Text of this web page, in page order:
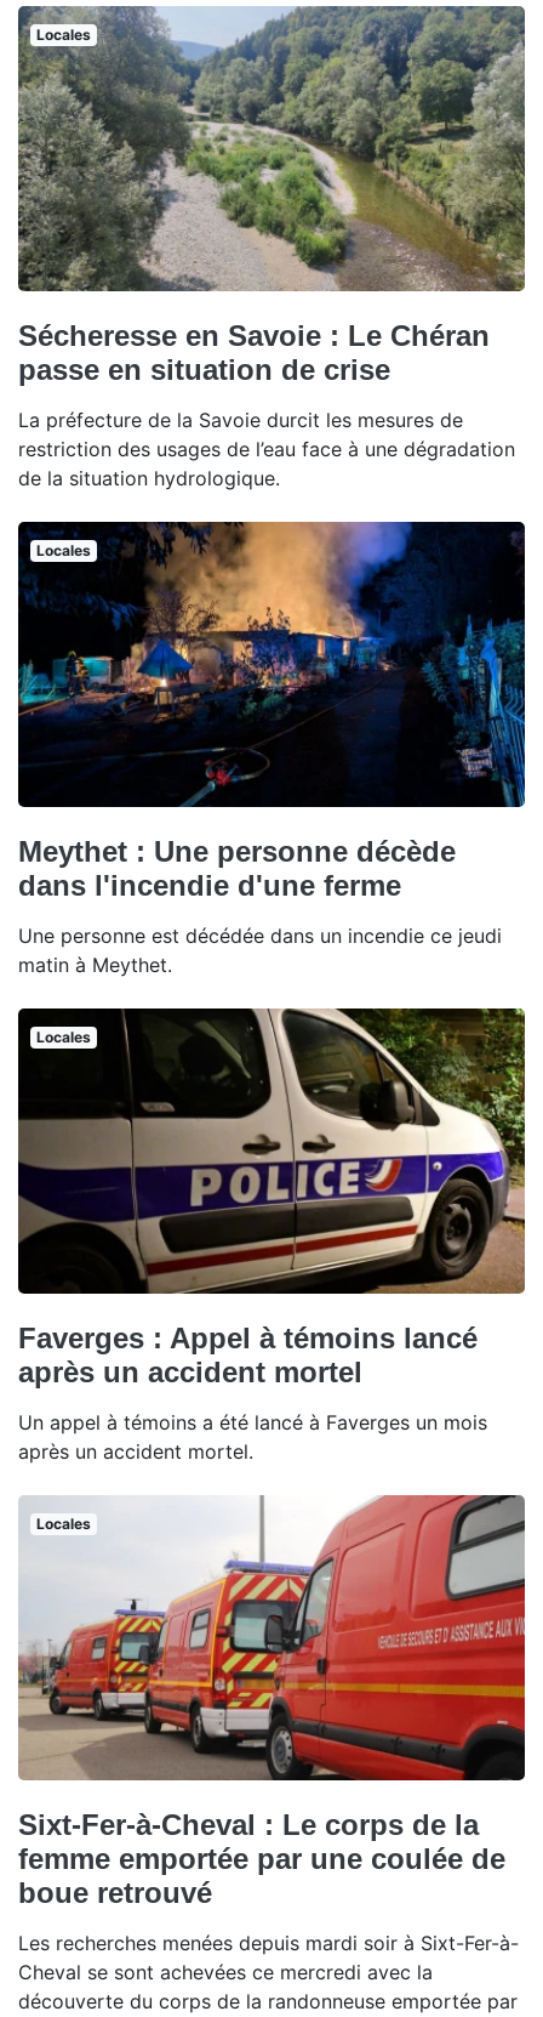
Locales
Sécheresse en Savoie : Le Chéran
passe en situation de crise
La préfecture de la Savoie durcit les mesures de
restriction des usages de l’eau face à une dégradation
de la situation hydrologique.
Locales
Meythet : Une personne décède
dans l'incendie d'une ferme
Une personne est décédée dans un incendie ce jeudi
matin à Meythet.
Locales
Faverges : Appel à témoins lancé
après un accident mortel
Un appel à témoins a été lancé à Faverges un mois
après un accident mortel.
Locales
Sixt-Fer-à-Cheval : Le corps de la
femme emportée par une coulée de
boue retrouvé
Les recherches menées depuis mardi soir à Sixt-Fer-à-
Cheval se sont achevées ce mercredi avec la
découverte du corps de la randonneuse emportée par